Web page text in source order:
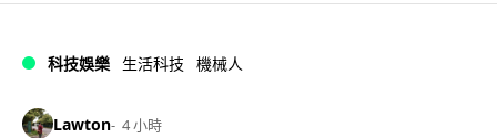
科技娛樂 生活科技 機械人
Lawton 4 小時